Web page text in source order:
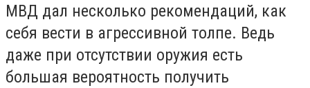
МВД дал несколько рекомендаций, как
себя вести в агрессивной толпе. Ведь
даже при отсутствии оружия есть
большая вероятность получить